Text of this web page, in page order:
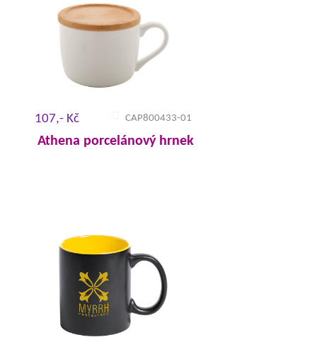
107,- Kč CAP800433-01
Athena porcelánový hrnek